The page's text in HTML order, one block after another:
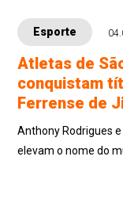
Esporte
Atletas de
conquistam
Ferrense de
Anthony Rodrigues
elevam o nome do